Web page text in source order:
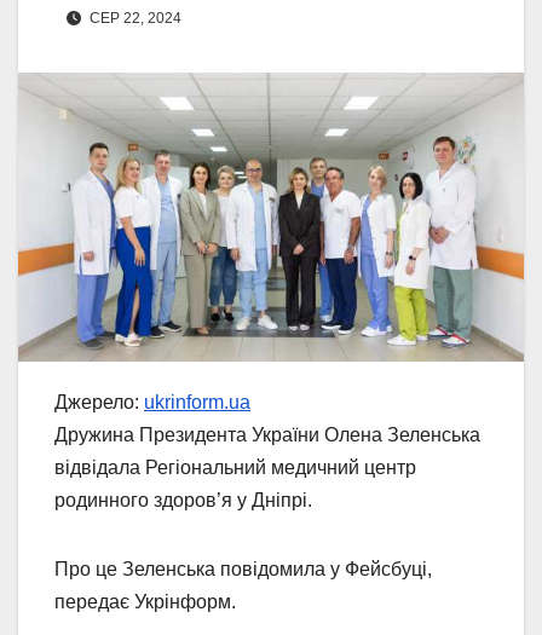
СЕР 22, 2024
Джерело: ukrinform.ua
Дружина Президента України Олена Зеленська
відвідала Регіональний медичний центр
родинного здоров’я у Дніпрі.
Про це Зеленська повідомила у Фейсбуці,
передає Укрінформ.